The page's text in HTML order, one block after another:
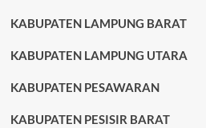
KABUPATEN LAMPUNG BARAT
KABUPATEN LAMPUNG UTARA
KABUPATEN PESAWARAN
KABUPATEN PESISIR BARAT